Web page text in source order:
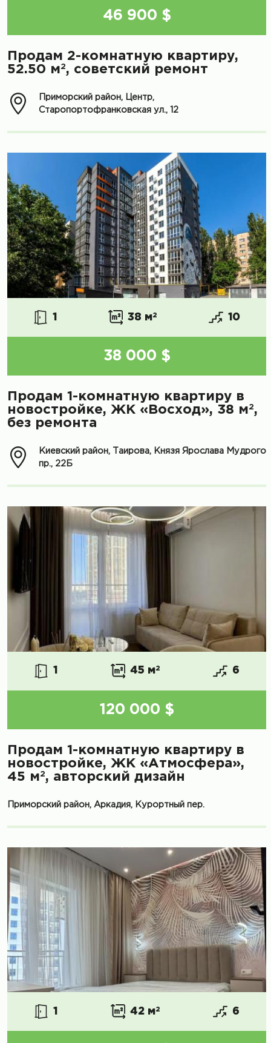
46 900 $
Продам 2-комнатную квартиру,
52.50 м2, советский ремонт
Приморский район, Центр,
Старопортофранковская ул., 12
1 38 м2 10
38 000 $
Продам 1-комнатную квартиру в
новостройке, ЖК «Восход», 38 м2,
без ремонта
Киевский район, Таирова, Князя Ярослава Мудрого
пр., 22Б
1 45 м2 6
120 000 $
Продам 1-комнатную квартиру в
новостройке, ЖК «Атмосфера»,
45 м2, авторский дизайн
Приморский район, Аркадия, Курортный пер.
1 42 м2 6